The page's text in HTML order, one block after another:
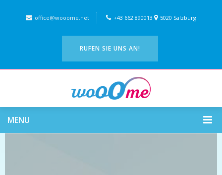
office@wooome.net +43 662 890013 5020 Salzburg
RUFEN SIE UNS AN!
MENU